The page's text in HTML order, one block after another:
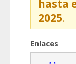
hasta
2025.
Enlaces